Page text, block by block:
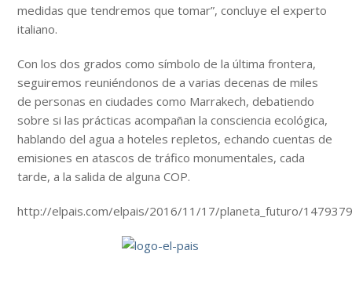
medidas que tendremos que tomar”, concluye el experto
italiano.
Con los dos grados como símbolo de la última frontera,
seguiremos reuniéndonos de a varias decenas de miles
de personas en ciudades como Marrakech, debatiendo
sobre si las prácticas acompañan la consciencia ecológica,
hablando del agua a hoteles repletos, echando cuentas de
emisiones en atascos de tráfico monumentales, cada
tarde, a la salida de alguna COP.
http://elpais.com/elpais/2016/11/17/planeta_futuro/